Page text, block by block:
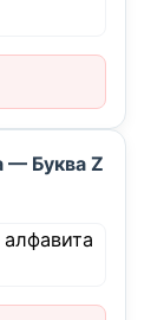
— Буква Z